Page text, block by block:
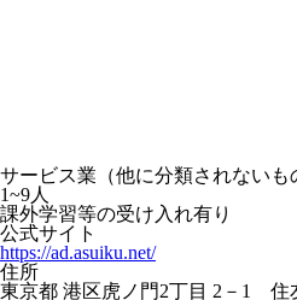
サービス業（他に分類されないも
1~9人
課外学習等の受け入れ有り
公式サイト
https://ad.asuiku.net/
住所
東京都 港区虎ノ門2丁目 2－1 住